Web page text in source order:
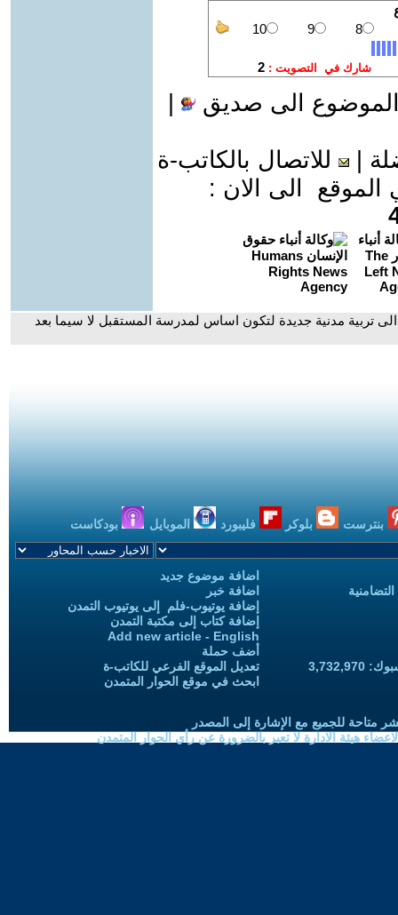
الى صديق
للاتصال بالكاتب-ة
الى الان :
تربية مدنية جديدة لتكون اساس لمدرسة المستقبل لا سيما بعد
بنترست بلوكر فليبورد الموبايل بودكاست
اضافة موضوع جديد
اضافة خبر
إضافة يوتيوب-فلم إلى يوتيوب التمدن
إضافة كتاب إلى مكتبة التمدن
Add new article - English
أضف حملة
تعديل الموقع الفرعي للكاتب-ة
ابحث في موقع الحوار المتمدن
متاحة للجميع مع الإشارة إلى المصدر
هيئة الادارة لا تعبر بالضرورة عن رأي الحوار المتمدن